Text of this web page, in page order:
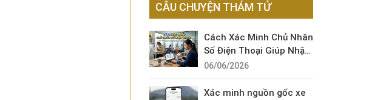
CÂU CHUYỆN THÁM TỬ
Cách Xác Minh Chủ Nhân
Số Điện Thoại Giúp Nhận
Diện Cuộc Gọi Đáng Ngờ
06/06/2026
Xác minh nguồn gốc xe